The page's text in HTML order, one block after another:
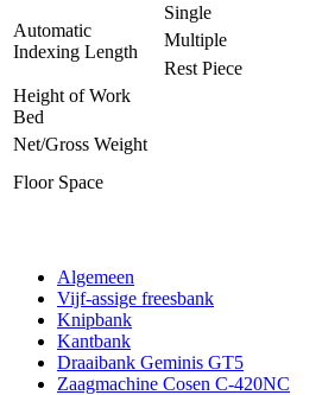
Automatic
Indexing Length
Single
Multiple
Rest Piece
Height of Work
Bed
Net/Gross Weight
Floor Space
Algemeen
Vijf-assige freesbank
Knipbank
Kantbank
Draaibank Geminis GT5
Zaagmachine Cosen C-420NC